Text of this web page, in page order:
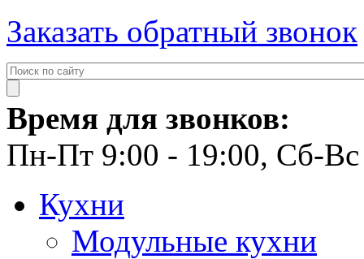
Заказать обратный звонок
Время для звонков:
Пн-Пт 9:00 - 19:00, Сб-Вс
Кухни
Модульные кухни